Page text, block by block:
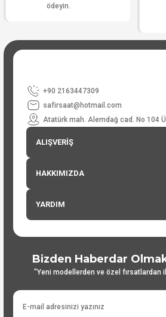
ödeyin.
+90 2163447309
safirsaat@hotmail.com
Atatürk mah. Alemdağ cad. No 104
ALIŞVERİŞ
HAKKIMIZDA
YARDIM
Bizden Haberdar
"Yeni modellerden ve özel fırsatlardan